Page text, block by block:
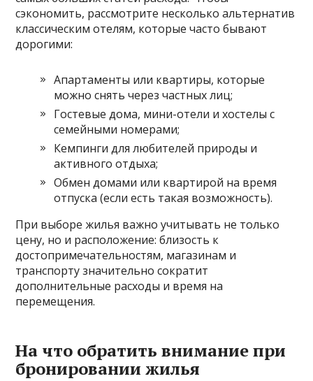
сэкономить, рассмотрите несколько альтернатив
классическим отелям, которые часто бывают
дорогими:
Апартаменты или квартиры, которые
можно снять через частных лиц;
Гостевые дома, мини-отели и хостелы с
семейными номерами;
Кемпинги для любителей природы и
активного отдыха;
Обмен домами или квартирой на время
отпуска (если есть такая возможность).
При выборе жилья важно учитывать не только
цену, но и расположение: близость к
достопримечательностям, магазинам и
транспорту значительно сократит
дополнительные расходы и время на
перемещения.
На что обратить внимание при
бронировании жилья